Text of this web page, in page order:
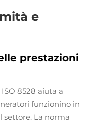
e
prestazioni
8528 aiuta a
funzionino in
settore. La norma